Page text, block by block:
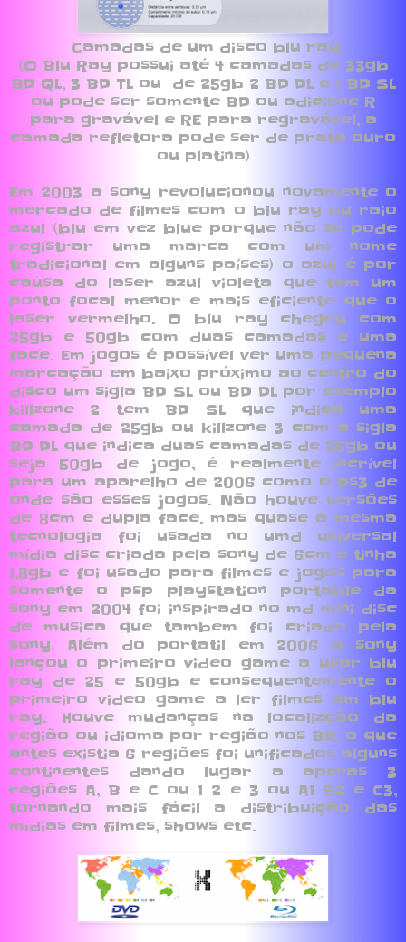
Camadas de um disco blu ray
(O Blu Ray possui até 4 camadas de 33gb
BD QL, 3 BD TL ou de 25gb 2 BD DL e 1 BD SL
ou pode ser somente BD ou adicione R
para gravável e RE para regravável, a
camada refletora pode ser de prata ouro
ou platina)
Em 2003 a sony revolucionou novamente o
mercado de filmes com o blu ray ou raio
azul (blu em vez blue porque não se pode
registrar uma marca com um nome
tradicional em alguns países) o azul é por
causa do laser azul violeta que tem um
ponto focal menor e mais eficiente que o
laser vermelho. O blu ray chegou com
25gb e 50gb com duas camadas e uma
face. Em jogos é possível ver uma pequena
marcação em baixo próximo ao centro do
disco um sigla BD SL ou BD DL por exemplo
killzone 2 tem BD SL que indica uma
camada de 25gb ou killzone 3 com a sigla
BD DL que indica duas camadas de 25gb ou
seja 50gb de jogo, é realmente incrível
para um aparelho de 2006 como o ps3 de
onde são esses jogos. Não houve versões
de 8cm e dupla face. mas quase a mesma
tecnologia foi usada no umd universal
mídia disc criada pela sony de 6cm e tinha
1,8gb e foi usado para filmes e jogos para
somente o psp playstation portable da
sony em 2004 foi inspirado no md mini disc
de musica que tambem foi criado pela
sony. Além do portatil em 2006 a sony
lançou o primeiro video game a usar blu
ray de 25 e 50gb e consequentemente o
primeiro video game a ler filmes em blu
ray. Houve mudanças na localizção da
região ou idioma por região nos BD, o que
antes existia 6 regiões foi unificados alguns
continentes dando lugar a apenas 3
regiões A, B e C ou 1 2 e 3 ou A1 B2 e C3,
tornando mais fácil a distribuição das
mídias em filmes, shows etc.